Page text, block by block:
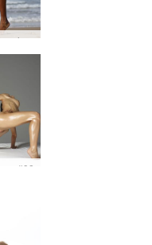
Arte da spiaggia Simone #39
#98